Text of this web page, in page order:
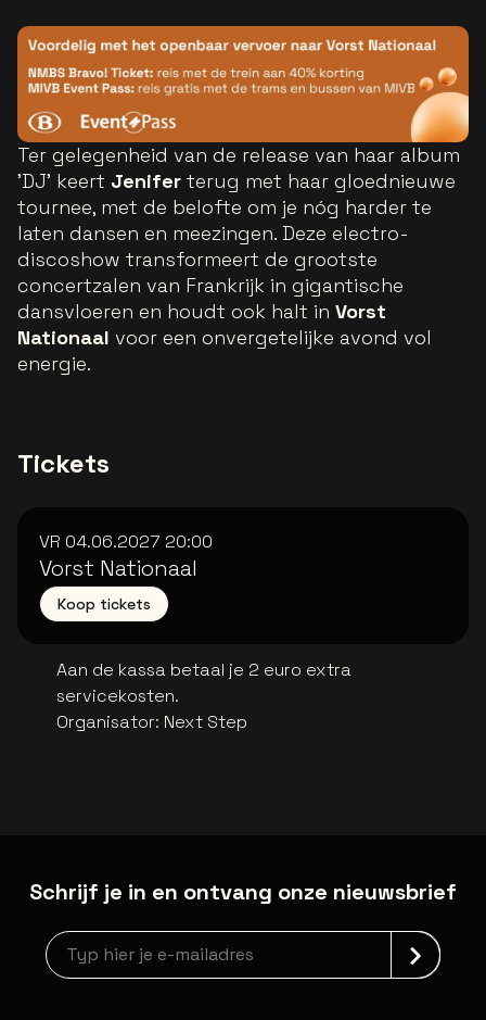
Ter gelegenheid van de release van haar album
'DJ' keert Jenifer terug met haar gloednieuwe
tournee, met de belofte om je nóg harder te
laten dansen en meezingen. Deze electro-
discoshow transformeert de grootste
concertzalen van Frankrijk in gigantische
dansvloeren en houdt ook halt in Vorst
Nationaal voor een onvergetelijke avond vol
energie.
Tickets
VR 04.06.2027 20:00
Vorst Nationaal
Koop tickets
Aan de kassa betaal je 2 euro extra
servicekosten.
Organisator: Next Step
Schrijf je in en ontvang onze nieuwsbrief
Nieuwsbrief aanmelding